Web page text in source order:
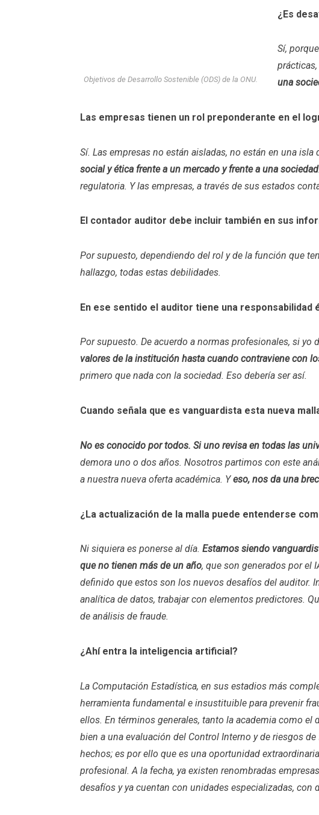
Objetivos de Desarrollo Sostenible (ODS) de la ONU.
¿Es
Sí,
una
Las empresas tienen un rol preponderante en el
Sí. Las empresas no están aisladas, no están en una
social y ética frente a un mercado y frente a una sociedad
regulatoria. Y las empresas, a través de sus estados
El contador auditor debe incluir también en sus
Por supuesto, dependiendo del rol y de la función que
hallazgo, todas estas debilidades.
En ese sentido el auditor tiene una responsabilidad
Por supuesto. De acuerdo a normas profesionales, si
valores de la institución hasta cuando contraviene con
primero que nada con la sociedad. Eso debería ser así.
Cuando señala que es vanguardista esta nueva
No es conocido por todos. Si uno revisa en todas las
demora uno o dos años. Nosotros partimos con este
a nuestra nueva oferta académica. Yeso, nos da una
¿La actualización de la malla puede entenderse
Ni siquiera es ponerse al día. Estamos siendo
que no tienen más de un año, que son generados por el
definido que estos son los nuevos desafíos del auditor.
analítica de datos, trabajar con elementos predictores.
de análisis de fraude.
¿Ahí entra la inteligencia artificial?
La Computación Estadística, en sus estadios más
herramienta fundamental e insustituible para prevenir
ellos. En términos generales, tanto la academia como
bien a una evaluación del Control Interno y de riesgos
hechos; es por ello que es una oportunidad
profesional. A la fecha, ya existen renombradas
desafíos y ya cuentan con unidades especializadas,